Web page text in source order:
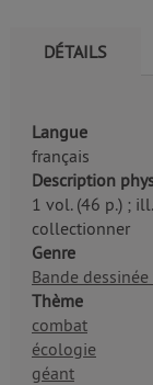
DÉTAILS
Langue
français
Description
1 vol. (46 p.) ;
collectionner
Genre
Bande
Thème
combat
écologie
géant